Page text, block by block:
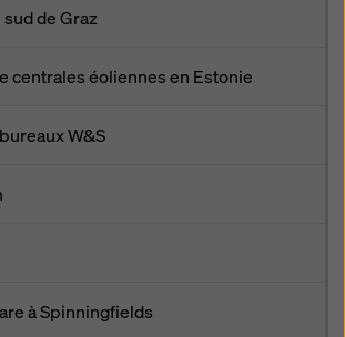
de Graz
centrales éoliennes en Estonie
W&S
à Spinningfields